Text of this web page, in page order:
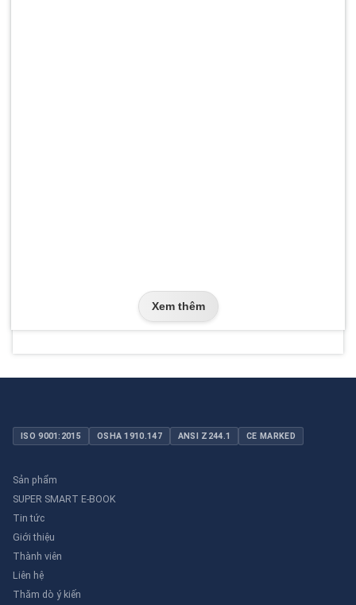
Xem thêm
ISO 9001:2015 OSHA 1910.147 ANSI Z244.1 CE MARKED
Sản phẩm
SUPER SMART E-BOOK
Tin tức
Giới thiệu
Thành viên
Liên hệ
Thăm dò ý kiến